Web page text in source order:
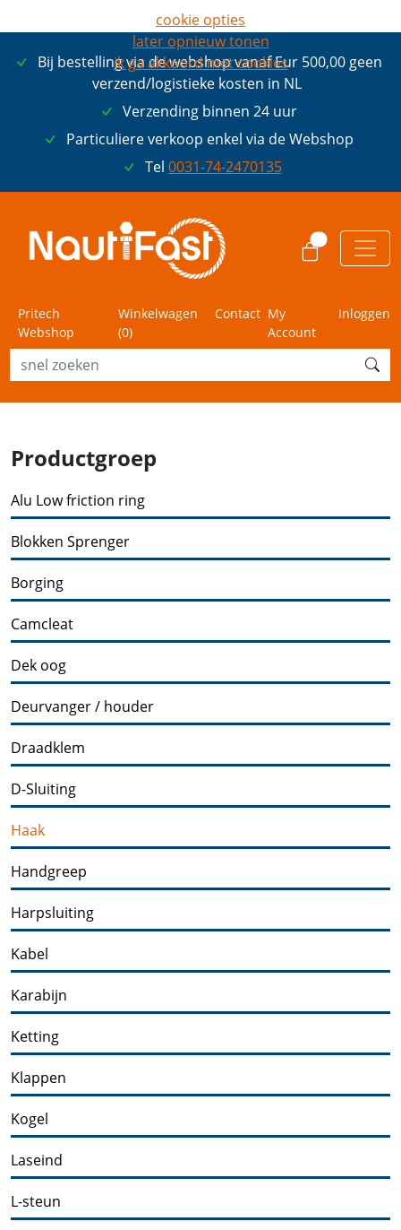
Bij bestelling via de webshop vanaf Eur 500,00 geen
verzend/logistieke kosten in NL
Verzending binnen 24 uur
Particuliere verkoop enkel via de Webshop
Tel 0031-74-2470135
Pritech
Webshop
Winkelwagen
(0)
Contact My
Account
Inloggen
Productgroep
Alu Low friction ring
Blokken Sprenger
Borging
Camcleat
Dek oog
Deurvanger / houder
Draadklem
D-Sluiting
Haak
Handgreep
Harpsluiting
Kabel
Karabijn
Ketting
Klappen
Kogel
Laseind
L-steun
cookie opties
later opnieuw tonen
ik ga akkoord met cookies